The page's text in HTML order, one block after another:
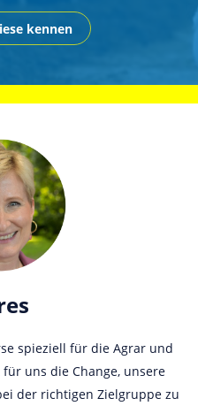
kennen
spieziell für die Agrar und
uns die Change, unsere
der richtigen Zielgruppe zu